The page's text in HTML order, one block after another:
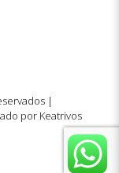
|
por Keatrivos